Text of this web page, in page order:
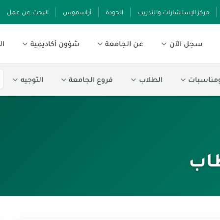
مركز الإستشارات والتدريب الجودة أراسموس البحث عن عمل
سجل الآن عن الجامعة شؤون أكاديمية
الطلاب فروع الجامعة التوجيه